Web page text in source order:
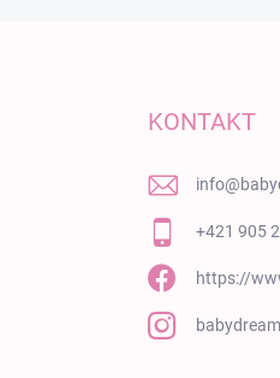
KONTAKT
info@
+421 905
https://